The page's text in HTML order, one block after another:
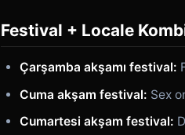
Festival + Locale
Çarşamba akşamı festival:
Cuma akşam festival: Sex
Cumartesi akşam festival: